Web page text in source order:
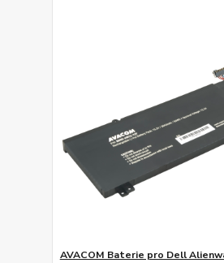
AVACOM Baterie pro Dell